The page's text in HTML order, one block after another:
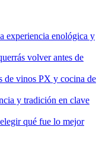
experiencia enológica y
volver antes de
vinos PX y cocina de
y tradición en clave
qué fue lo mejor